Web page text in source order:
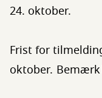
24. oktober.
Frist for
oktober.